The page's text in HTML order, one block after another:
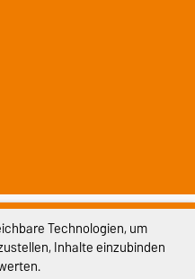
Technologien, um
Inhalte einzubinden